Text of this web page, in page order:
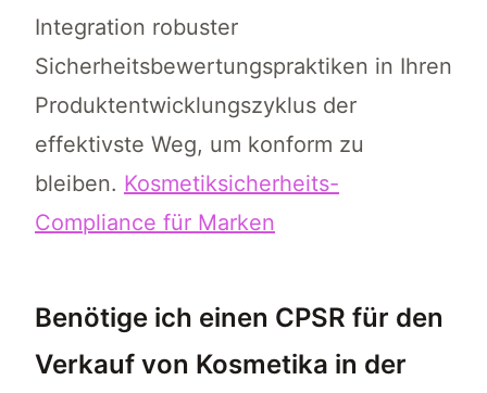
Integration robuster
Sicherheitsbewertungspraktiken in Ihren
Produktentwicklungszyklus der
effektivste Weg, um konform zu
bleiben. Kosmetiksicherheits-
Compliance für Marken
Benötige ich einen CPSR für den
Verkauf von Kosmetika in der